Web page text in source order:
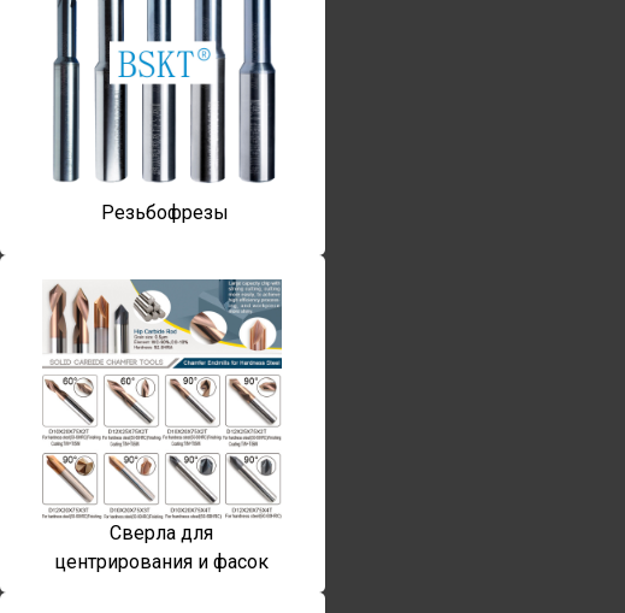
Резьбофрезы
Сверла для
центрирования и фасок